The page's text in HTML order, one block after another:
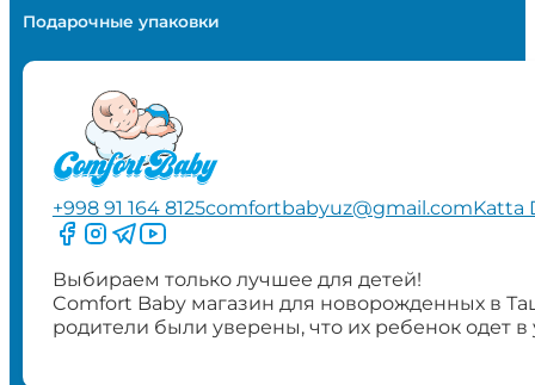
Подарочные упаковки
+998 91 164 8125comfortbabyuz@gmail.comKatta
Следите за нами на Facebook
Следите за нами в Instagram
Следите за нами в Telegram
Следите за нами в YouTube
Выбираем только лучшее для детей!
Comfort Baby магазин для новорожденных в
родители были уверены, что их ребенок одет